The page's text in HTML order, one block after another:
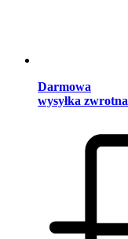
Darmowa
wysyłka zwrotna